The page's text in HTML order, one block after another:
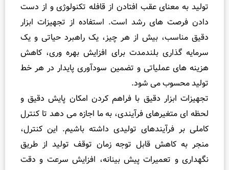
به معنای عقب افتادن از قافله تکنولوژی و از دست
فرصت های رشد است. استفاده از تجهیزات ابزار
مناسب، بیش از هر چیز، یک راهبرد حیاتی و یک
گذاری بلندمدت برای افزایش بهره وری، کاهش
های عملیاتی و تضمین سودآوری پایدار در هر خط
محسوب می شود.
ابزار دقیق با فراهم کردن امکان پایش دقیق و
ای متغیرهای فرآیندی، به ما اجازه می دهد تا کنترل
بر فرآیندهای تولیدی داشته باشیم. این کنترل،
به کاهش قابل توجه زمان توقف تولید از طریق
و تعمیرات پیش بینانه، افزایش سرعت و دقت